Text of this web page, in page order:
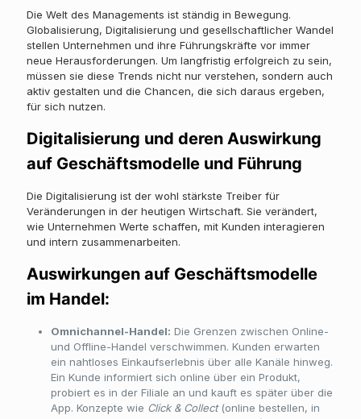
Die Welt des Managements ist ständig in Bewegung.
Globalisierung, Digitalisierung und gesellschaftlicher Wandel
stellen Unternehmen und ihre Führungskräfte vor immer
neue Herausforderungen. Um langfristig erfolgreich zu sein,
müssen sie diese Trends nicht nur verstehen, sondern auch
aktiv gestalten und die Chancen, die sich daraus ergeben,
für sich nutzen.
Digitalisierung und deren Auswirkung
auf Geschäftsmodelle und Führung
Die Digitalisierung ist der wohl stärkste Treiber für
Veränderungen in der heutigen Wirtschaft. Sie verändert,
wie Unternehmen Werte schaffen, mit Kunden interagieren
und intern zusammenarbeiten.
Auswirkungen auf Geschäftsmodelle
im Handel:
Omnichannel-Handel: Die Grenzen zwischen Online-
und Offline-Handel verschwimmen. Kunden erwarten
ein nahtloses Einkaufserlebnis über alle Kanäle hinweg.
Ein Kunde informiert sich online über ein Produkt,
probiert es in der Filiale an und kauft es später über die
App. Konzepte wie Click & Collect(online bestellen, in